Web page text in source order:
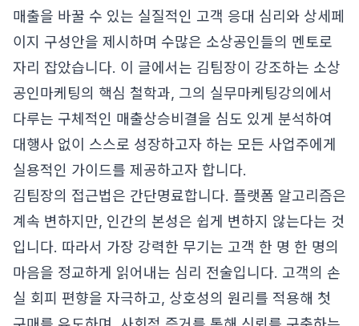
매출을 바꿀 수 있는 실질적인 고객 응대 심리와 상세페
이지 구성안을 제시하며 수많은 소상공인들의 멘토로
자리 잡았습니다. 이 글에서는 김팀장이 강조하는 소상
공인마케팅의 핵심 철학과, 그의 실무마케팅강의에서
다루는 구체적인 매출상승비결을 심도 있게 분석하여
대행사 없이 스스로 성장하고자 하는 모든 사업주에게
실용적인 가이드를 제공하고자 합니다.
김팀장의 접근법은 간단명료합니다. 플랫폼 알고리즘은
계속 변하지만, 인간의 본성은 쉽게 변하지 않는다는 것
입니다. 따라서 가장 강력한 무기는 고객 한 명 한 명의
마음을 정교하게 읽어내는 심리 전술입니다. 고객의 손
실 회피 편향을 자극하고, 상호성의 원리를 적용해 첫